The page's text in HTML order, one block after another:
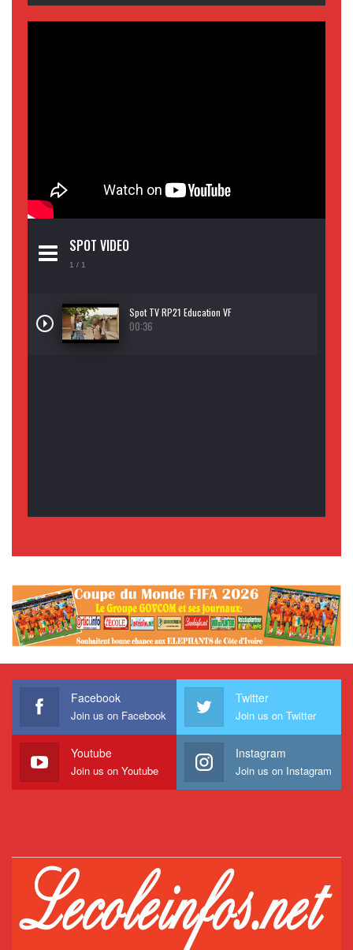
SPOT VIDEO
1 / 1
Spot TV RP21 Education VF
00:36
Facebook
Join us on Facebook
Twitter
Join us on Twitter
Youtube
Join us on Youtube
Instagram
Join us on Instagram